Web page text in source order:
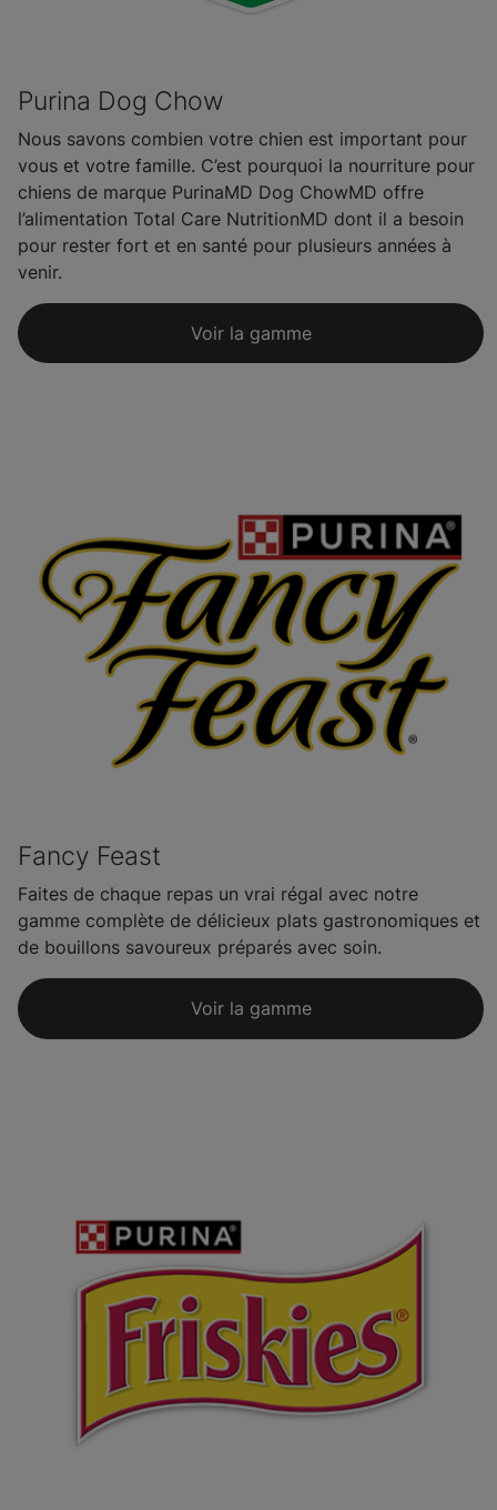
Purina Dog Chow
Nous savons combien votre chien est important pour
vous et votre famille. C’est pourquoi la nourriture pour
chiens de marque PurinaMD Dog ChowMD offre
l’alimentation Total Care NutritionMD dont il a besoin
pour rester fort et en santé pour plusieurs années à
venir.
Voir la gamme
Fancy Feast
Faites de chaque repas un vrai régal avec notre
gamme complète de délicieux plats gastronomiques et
de bouillons savoureux préparés avec soin.
Voir la gamme